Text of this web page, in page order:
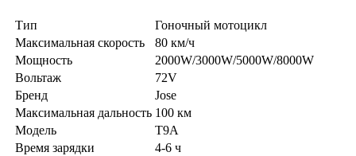
Тип
Гоночный мотоцикл
Максимальная скорость
80 км/ч
Мощность
2000W/3000W/5000W/8000W
Вольтаж
72V
Бренд
Jose
Максимальная дальность 100 км
Модель
T9A
Время зарядки
4-6 ч